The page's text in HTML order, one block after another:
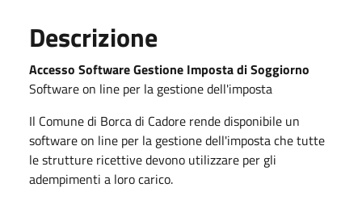
Descrizione
Accesso Software Gestione Imposta di Soggiorno
Software on line per la gestione dell'imposta
Il Comune di Borca di Cadore rende disponibile un
software on line per la gestione dell'imposta che tutte
le strutture ricettive devono utilizzare per gli
adempimenti a loro carico.